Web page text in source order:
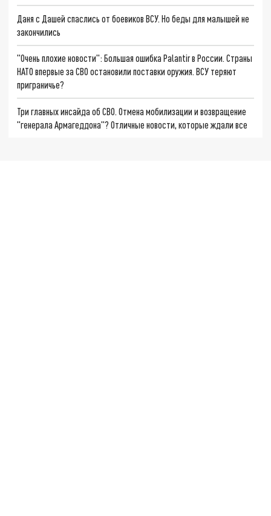
Даня с Дашей спаслись от боевиков ВСУ. Но беды для малышей не
закончились
"Очень плохие новости": Большая ошибка Palantir в России. Страны
НАТО впервые за СВО остановили поставки оружия. ВСУ теряют
приграничье?
Три главных инсайда об СВО. Отмена мобилизации и возвращение
"генерала Армагеддона"? Отличные новости, которые ждали все